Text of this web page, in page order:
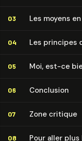
03 Les moyens
04 Les principes
05 Moi, est-ce
06 Conclusion
07 Zone critique
08 Pour aller plus